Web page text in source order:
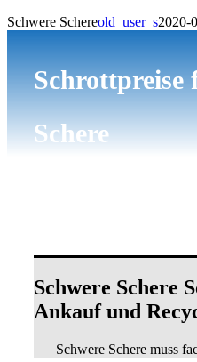
Schwere Schereold_user_s2020-
Schrottpreise
Schere
Schwere Schere
Ankauf und
Schwere Schere muss